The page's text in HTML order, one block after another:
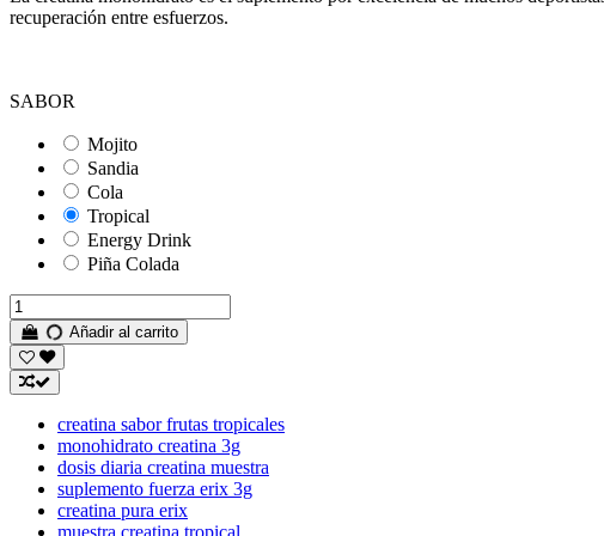
recuperación entre esfuerzos.
SABOR
Mojito
Sandia
Cola
Tropical
Energy Drink
Piña Colada
Añadir al carrito
creatina sabor frutas tropicales
monohidrato creatina 3g
dosis diaria creatina muestra
suplemento fuerza erix 3g
creatina pura erix